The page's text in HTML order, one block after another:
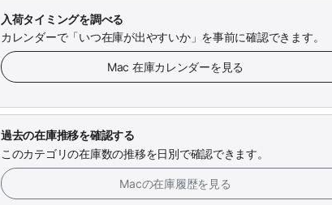
入荷タイミングを調べる
カレンダーで「いつ在庫が出やすいか」を事前に確認できます。
Mac 在庫カレンダーを見る
過去の在庫推移を確認する
このカテゴリの在庫数の推移を日別で確認できます。
Macの在庫履歴を見る